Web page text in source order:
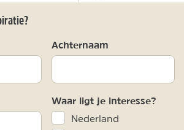
Achternaam
Waar ligt je interesse?
Nederland